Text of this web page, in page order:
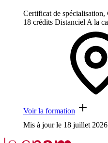
Certificat de spécialisation,
18 crédits Distanciel A la
Voir la formation
Mis à jour le 18 juillet 2026